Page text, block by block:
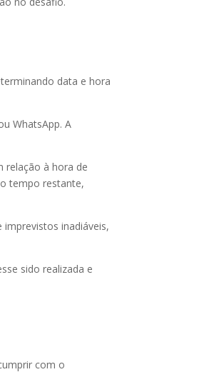
data e hora
WhatsApp. A
relação à hora de
tempo restante,
inadiáveis,
sido realizada e
com o